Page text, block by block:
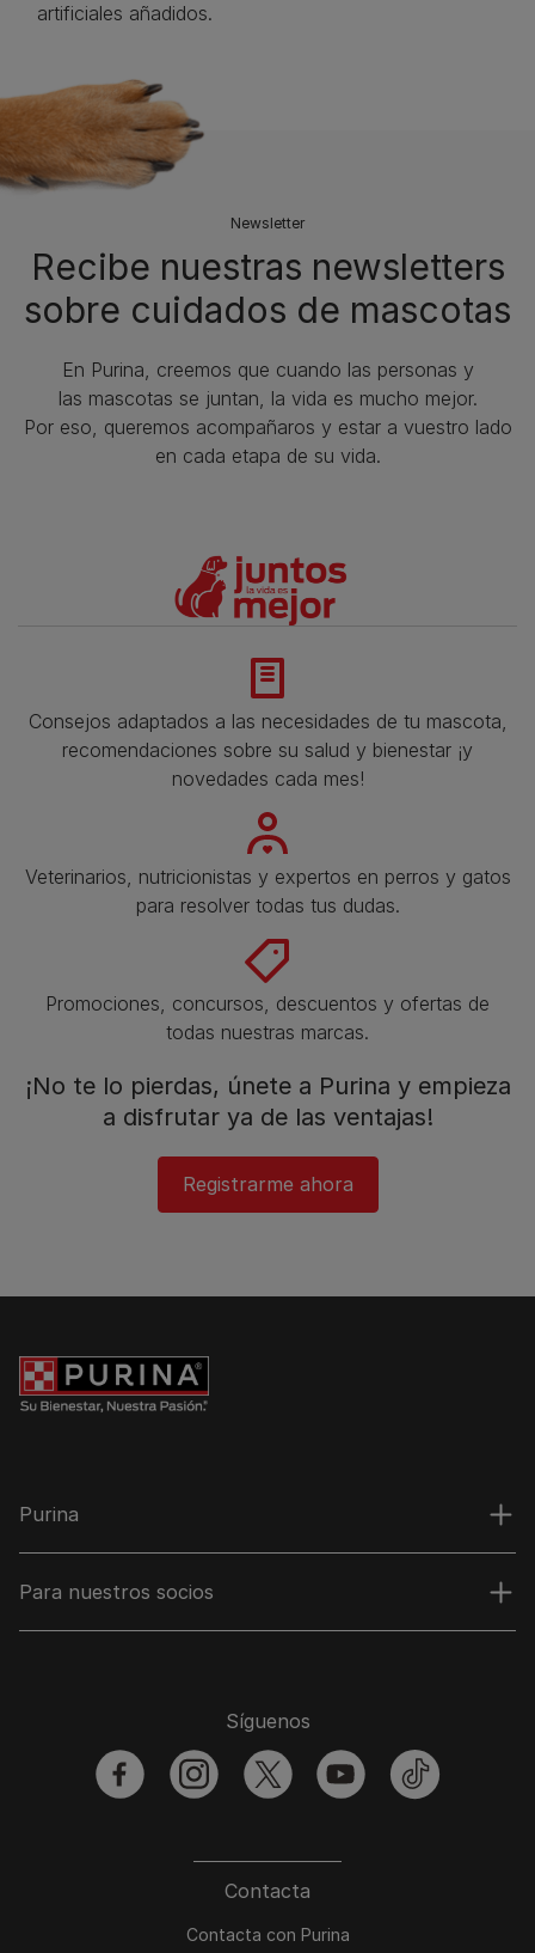
artificiales añadidos.
Newsletter
Recibe nuestras newsletters
sobre cuidados de mascotas​
En Purina, creemos que cuando las personas y
las mascotas se juntan, la vida es mucho mejor.
Por eso, queremos acompañaros y estar a vuestro lado
en cada etapa de su vida.​
Consejos adaptados a las necesidades de tu mascota,
recomendaciones sobre su salud y bienestar ¡y
novedades cada mes!
Veterinarios, nutricionistas y expertos en perros y gatos
para resolver todas tus dudas.​
Promociones, concursos, descuentos y ofertas de
todas nuestras marcas.​
¡No te lo pierdas, únete a Purina y empieza
a disfrutar ya de las ventajas!​
Registrarme ahora
Purina
Para nuestros socios
Contacta
Contacta con Purina
Síguenos
facebookinstagramtwitter youtubetiktok